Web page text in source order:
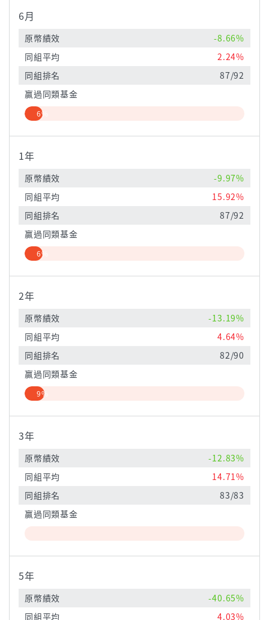
6月
原幣績效
-8.66%
同組平均
2.24%
同組排名
87/92
贏過同類基金
6%
1年
原幣績效
-9.97%
同組平均
15.92%
同組排名
87/92
贏過同類基金
6%
2年
原幣績效
-13.19%
同組平均
4.64%
同組排名
82/90
贏過同類基金
9%
3年
原幣績效
-12.83%
同組平均
14.71%
同組排名
83/83
贏過同類基金
5年
原幣績效
-40.65%
同組平均
4.03%